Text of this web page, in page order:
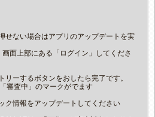
せない場合はアプリのアップデートを実
面上部にある「ログイン」してくださ
ーするボタンをおしたら完了です。
審査中」のマークがでます
ク情報をアップデートしてください